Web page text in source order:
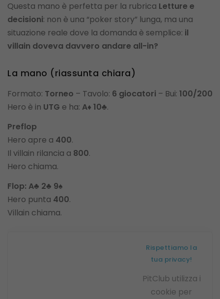
Questa mano è perfetta per la rubrica Letture e
decisioni: non è una “poker story” lunga, ma una
situazione reale dove la domanda è semplice: il
villain doveva davvero andare all-in?
La mano (riassunta chiara)
Formato: Torneo – Tavolo: 6 giocatori – Bui: 100/200
Hero è in UTG e ha: A♦ 10♣.
Preflop
Hero apre a 400.
Il villain rilancia a 800.
Hero chiama.
Flop: A♣ 2♣ 9♠
Hero punta 400.
Villain chiama.
Rispettiamo la
tua privacy!
PitClub utilizza i
cookie per